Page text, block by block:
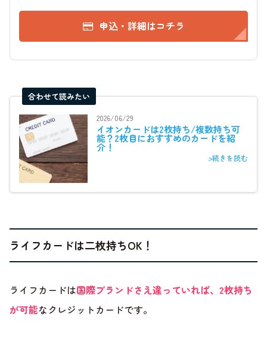
申込・詳細はコチラ
合わせて読みたい
2026/06/29
イオンカードは2枚持ち/複数持ち可
能？2枚目におすすめのカードを紹
介！
>続きを読む
ライフカードは二枚持ちOK！
ライフカードは国際ブランドさえ違っていれば、2枚持ち
が可能なクレジットカードです。